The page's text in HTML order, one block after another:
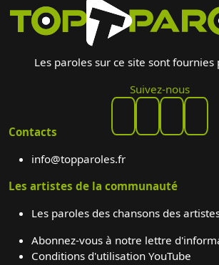
Les paroles sur ce site sont fournies
Suivez-nous
Contacts
info@topparoles.fr
Les artistes de la communauté
Les paroles des chansons des
Abonnez-vous à notre lettre
Conditions d'utilisation YouTube